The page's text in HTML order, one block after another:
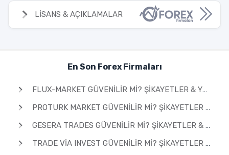
LİSANS & AÇIKLAMALAR
En Son Forex Firmaları
FLUX-MARKET GÜVENILIR MI? ŞIKAYETLER & YORUMLAR 2026
PROTURK MARKET GÜVENILIR MI? ŞIKAYETLER & YORUMLAR 2026
GESERA TRADES GÜVENILIR MI? ŞIKAYETLER & YORUMLAR 2026
TRADE VIA INVEST GÜVENILIR MI? ŞIKAYETLER & YORUMLAR 2026